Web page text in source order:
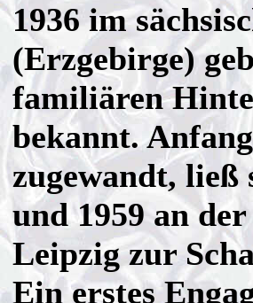
1936 im
(Erzgebirge)
familiären
bekannt.
zugewandt, ließ
und 1959 an
Leipzig zur
Ein erstes